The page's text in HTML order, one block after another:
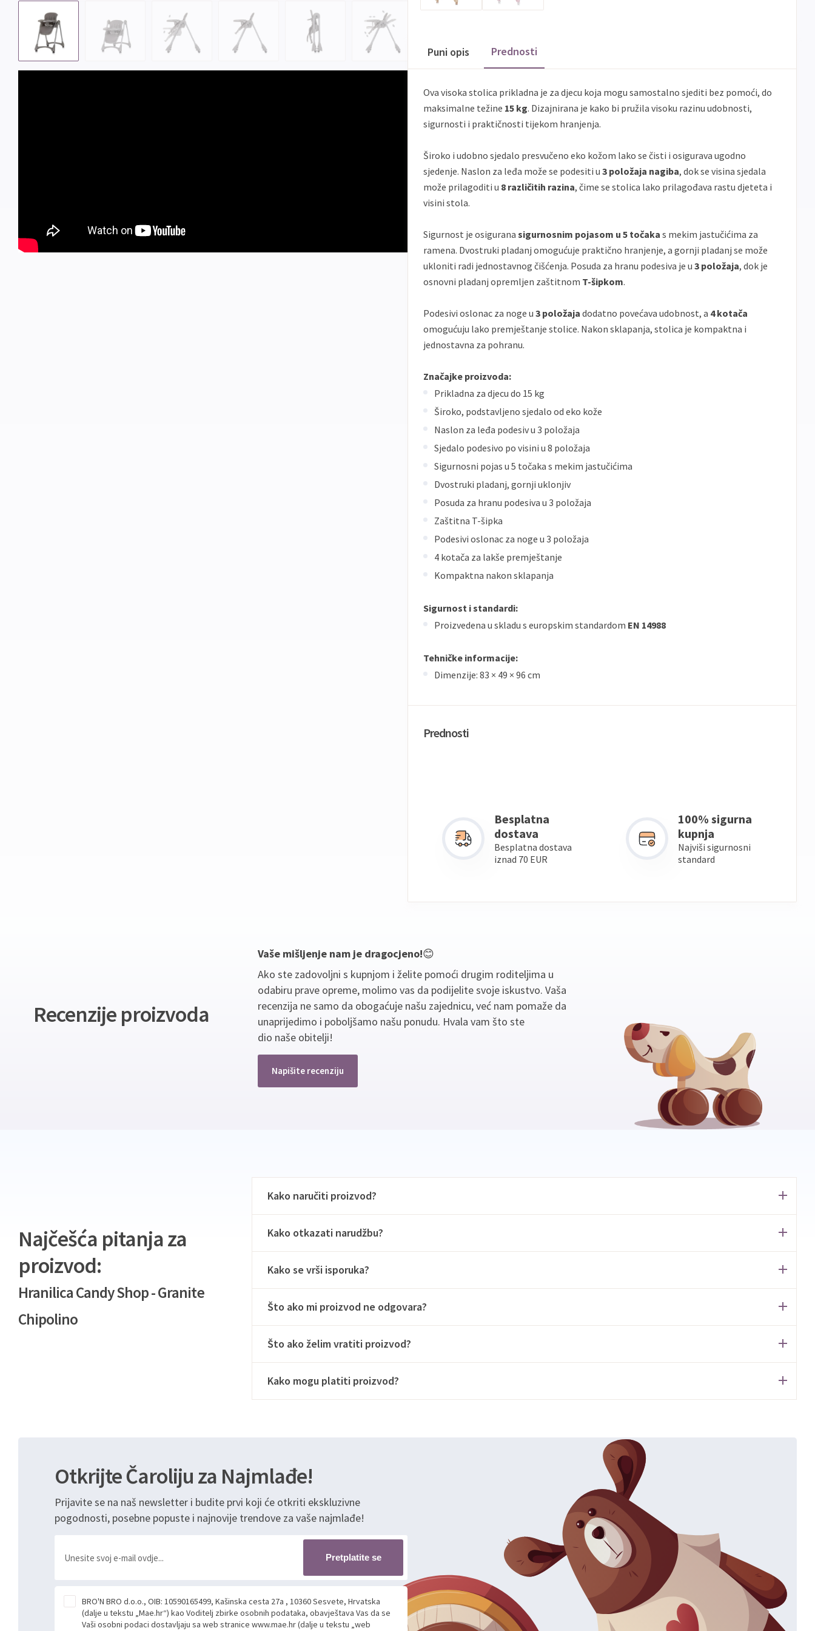
Puni opis Prednosti
Ova visoka stolica prikladna je za djecu koja mogu samostalno sjediti bez pomoći, do
maksimalne težine 15 kg. Dizajnirana je kako bi pružila visoku razinu udobnosti,
sigurnosti i praktičnosti tijekom hranjenja.
Široko i udobno sjedalo presvučeno eko kožom lako se čisti i osigurava ugodno
sjedenje. Naslon za leđa može se podesiti u 3 položaja nagiba, dok se visina sjedala
može prilagoditi u 8 različitih razina, čime se stolica lako prilagođava rastu djeteta i
visini stola.
Sigurnost je osigurana sigurnosnim pojasom u 5 točaka s mekim jastučićima za
ramena. Dvostruki pladanj omogućuje praktično hranjenje, a gornji pladanj se može
ukloniti radi jednostavnog čišćenja. Posuda za hranu podesiva je u 3 položaja, dok je
osnovni pladanj opremljen zaštitnom T-šipkom.
Podesivi oslonac za noge u 3 položaja dodatno povećava udobnost, a 4 kotača
omogućuju lako premještanje stolice. Nakon sklapanja, stolica je kompaktna i
jednostavna za pohranu.
Značajke proizvoda:
Prikladna za djecu do 15 kg
Široko, podstavljeno sjedalo od eko kože
Naslon za leđa podesiv u 3 položaja
Sjedalo podesivo po visini u 8 položaja
Sigurnosni pojas u 5 točaka s mekim jastučićima
Dvostruki pladanj, gornji uklonjiv
Posuda za hranu podesiva u 3 položaja
Zaštitna T-šipka
Podesivi oslonac za noge u 3 položaja
4 kotača za lakše premještanje
Kompaktna nakon sklapanja
Sigurnost i standardi:
Proizvedena u skladu s europskim standardom EN 14988
Tehničke informacije:
Dimenzije: 83 × 49 × 96 cm
Prednosti
Besplatna
dostava
Besplatna dostava
iznad 70 EUR
100% sigurna
kupnja
Najviši sigurnosni
standard
Recenzije proizvoda
Vaše mišljenje nam je dragocjeno!😊
Ako ste zadovoljni s kupnjom i želite pomoći drugim roditeljima u
odabiru prave opreme, molimo vas da podijelite svoje iskustvo. Vaša
recenzija ne samo da obogaćuje našu zajednicu, već nam pomaže da
unaprijedimo i poboljšamo našu ponudu. Hvala vam što ste
dio naše obitelji!
Napišite recenziju
Najčešća pitanja za
proizvod:
Hranilica Candy Shop - Granite
Chipolino
Kako naručiti proizvod?
Kako otkazati narudžbu?
Kako se vrši isporuka?
Što ako mi proizvod ne odgovara?
Što ako želim vratiti proizvod?
Kako mogu platiti proizvod?
Otkrijte Čaroliju za Najmlađe!
Prijavite se na naš newsletter i budite prvi koji će otkriti ekskluzivne
pogodnosti, posebne popuste i najnovije trendove za vaše najmlađe!
Pretplatite se
BRO'N BRO d.o.o., OIB: 10590165499, Kašinska cesta 27a , 10360 Sesvete, Hrvatska
(dalje u tekstu „Mae.hr“) kao Voditelj zbirke osobnih podataka, obavještava Vas da se
Vaši osobni podaci dostavljaju sa web stranice www.mae.hr (dalje u tekstu „web